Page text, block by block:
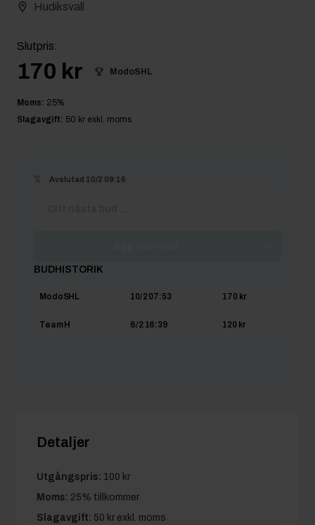
Hudiksvall
Slutpris:
170 kr ModoSHL
Moms: 25%
Slagavgift: 50 kr exkl. moms
Avslutad 10/2 09:16
BUDHISTORIK
ModoSHL 10/2 07:53 170 kr
Team H 6/2 16:39 120 kr
Detaljer
Utgångspris: 100 kr
Moms: 25% tillkommer
Slagavgift: 50 kr exkl. moms